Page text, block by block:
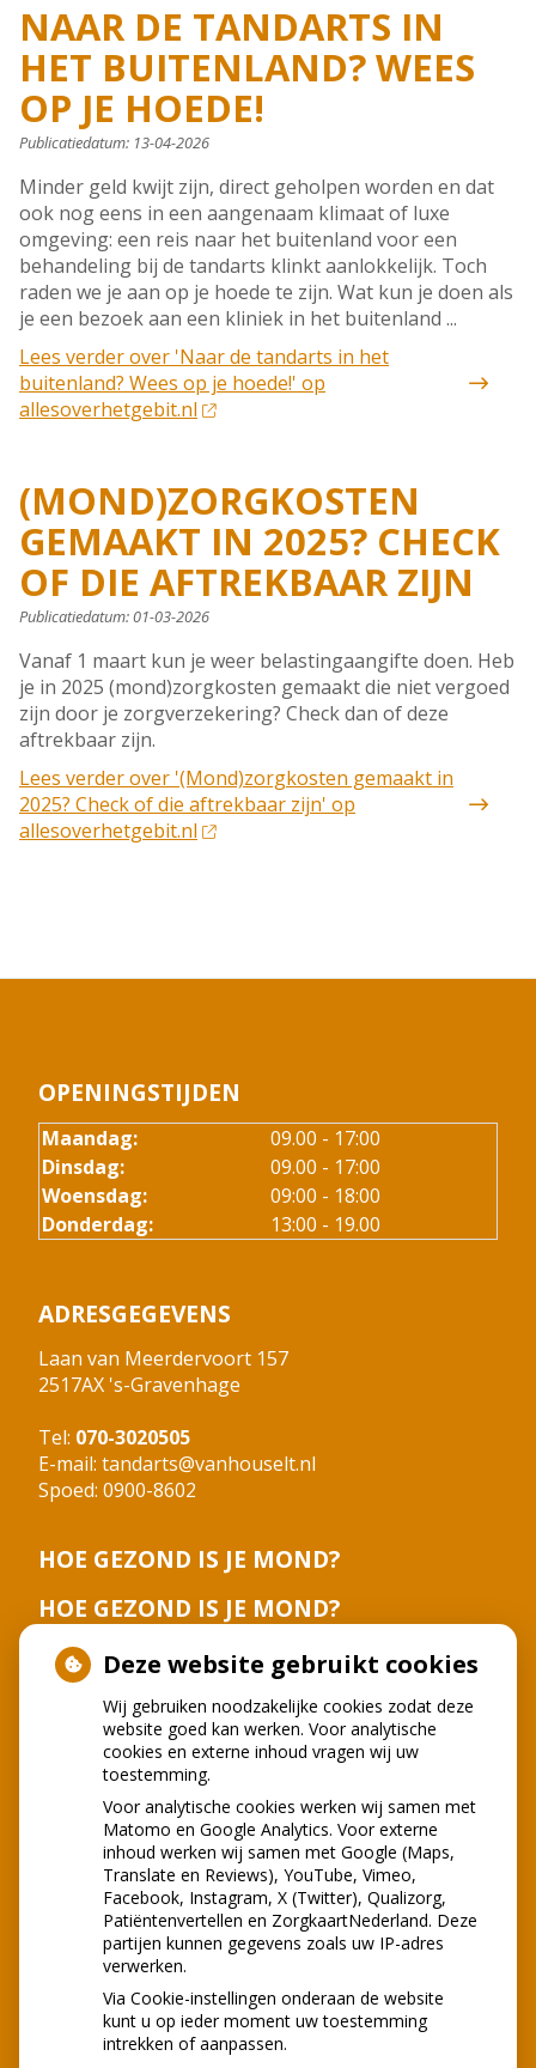
NAAR DE TANDARTS IN
HET BUITENLAND? WEES
OP JE HOEDE!
Publicatiedatum: 13-04-2026
Minder geld kwijt zijn, direct geholpen worden en dat
ook nog eens in een aangenaam klimaat of luxe
omgeving: een reis naar het buitenland voor een
behandeling bij de tandarts klinkt aanlokkelijk. Toch
raden we je aan op je hoede te zijn. Wat kun je doen als
je een bezoek aan een kliniek in het buitenland ...
Lees verderover 'Naar de tandarts in het
buitenland? Wees op je hoede!' op
allesoverhetgebit.nl
(MOND)ZORGKOSTEN
GEMAAKT IN 2025? CHECK
OF DIE AFTREKBAAR ZIJN
Publicatiedatum:01-03-2026
Vanaf 1 maart kun je weer belastingaangifte doen. Heb
je in 2025 (mond)zorgkosten gemaakt die niet vergoed
zijn door je zorgverzekering? Check dan of deze
aftrekbaar zijn.
Lees verderover '(Mond)zorgkosten gemaakt in
2025? Check of die aftrekbaar zijn' op
allesoverhetgebit.nl
OPENINGSTIJDEN
Maandag:
09.00 - 17:00
Dinsdag:
09.00 - 17:00
Woensdag:
09:00 - 18:00
Donderdag:
13:00 - 19.00
ADRESGEGEVENS
Laan van Meerdervoort 157
2517AX 's-Gravenhage
Tel: 070-3020505
E-mail: tandarts@vanhouselt.nl
Spoed: 0900-8602
HOE GEZOND IS JE MOND?
HOE GEZOND IS JE MOND?
Deze website gebruikt cookies
Wij gebruiken noodzakelijke cookies zodat deze
website goed kan werken. Voor analytische
cookies en externe inhoud vragen wij uw
toestemming.
Voor analytische cookies werken wij samen met
Matomo en Google Analytics. Voor externe
inhoud werken wij samen met Google (Maps,
Translate en Reviews), YouTube, Vimeo,
Facebook, Instagram, X (Twitter), Qualizorg,
Patiëntenvertellen en ZorgkaartNederland. Deze
partijen kunnen gegevens zoals uw IP-adres
verwerken.
Via Cookie-instellingen onderaan de website
kunt u op ieder moment uw toestemming
intrekken of aanpassen.